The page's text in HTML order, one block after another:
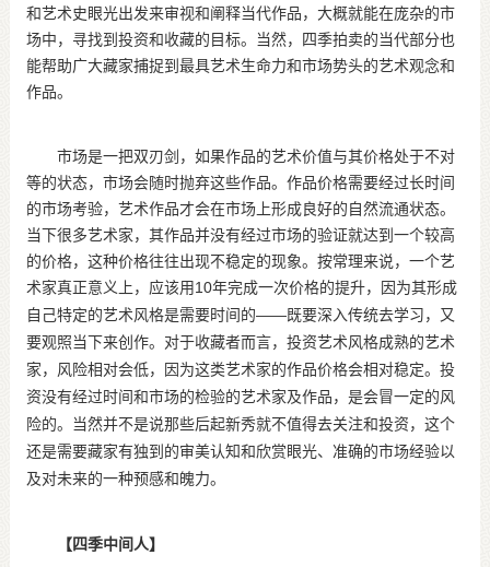
和艺术史眼光出发来审视和阐释当代作品，大概就能在庞杂的市
场中，寻找到投资和收藏的目标。当然，四季拍卖的当代部分也
能帮助广大藏家捕捉到最具艺术生命力和市场势头的艺术观念和
作品。
市场是一把双刃剑，如果作品的艺术价值与其价格处于不对
等的状态，市场会随时抛弃这些作品。作品价格需要经过长时间
的市场考验，艺术作品才会在市场上形成良好的自然流通状态。
当下很多艺术家，其作品并没有经过市场的验证就达到一个较高
的价格，这种价格往往出现不稳定的现象。按常理来说，一个艺
术家真正意义上，应该用10年完成一次价格的提升，因为其形成
自己特定的艺术风格是需要时间的——既要深入传统去学习，又
要观照当下来创作。对于收藏者而言，投资艺术风格成熟的艺术
家，风险相对会低，因为这类艺术家的作品价格会相对稳定。投
资没有经过时间和市场的检验的艺术家及作品，是会冒一定的风
险的。当然并不是说那些后起新秀就不值得去关注和投资，这个
还是需要藏家有独到的审美认知和欣赏眼光、准确的市场经验以
及对未来的一种预感和魄力。
【四季中间人】